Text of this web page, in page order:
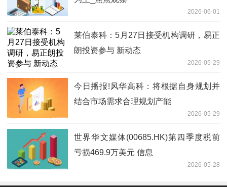
2026-06-01
莱伯泰科：5月27日接受机构调研，易正
朗投资参与 新动态
2026-05-29
今日播报!风华高科：将根据自身规划并
结合市场需求合理规划产能
2026-05-29
世界华文媒体(00685.HK)第四季度税前
亏损469.9万美元 信息
2026-05-28